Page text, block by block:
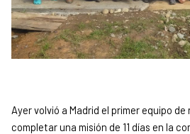
Ayer volvió a Madrid el primer equipo
completar una misión de 11 días en la